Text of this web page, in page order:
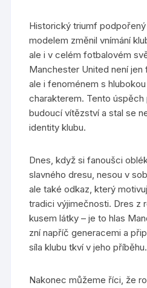
Historický triumf
modelem změnil vnímání
ale i v celém fotbalovém
Manchester United není
ale i fenoménem s
charakterem. Tento úspěch
budoucí vítězství a stal se
identity klubu.
Dnes, když si fanoušci
slavného dresu, nesou v
ale také odkaz, který
tradici výjimečnosti. Dres z
kusem látky – je to hlas
zní napříč generacemi a
síla klubu tkví v jeho příběhu.
Nakonec můžeme říci, že